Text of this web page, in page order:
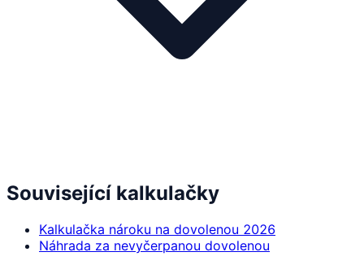
Související kalkulačky
Kalkulačka nároku na dovolenou 2026
Náhrada za nevyčerpanou dovolenou